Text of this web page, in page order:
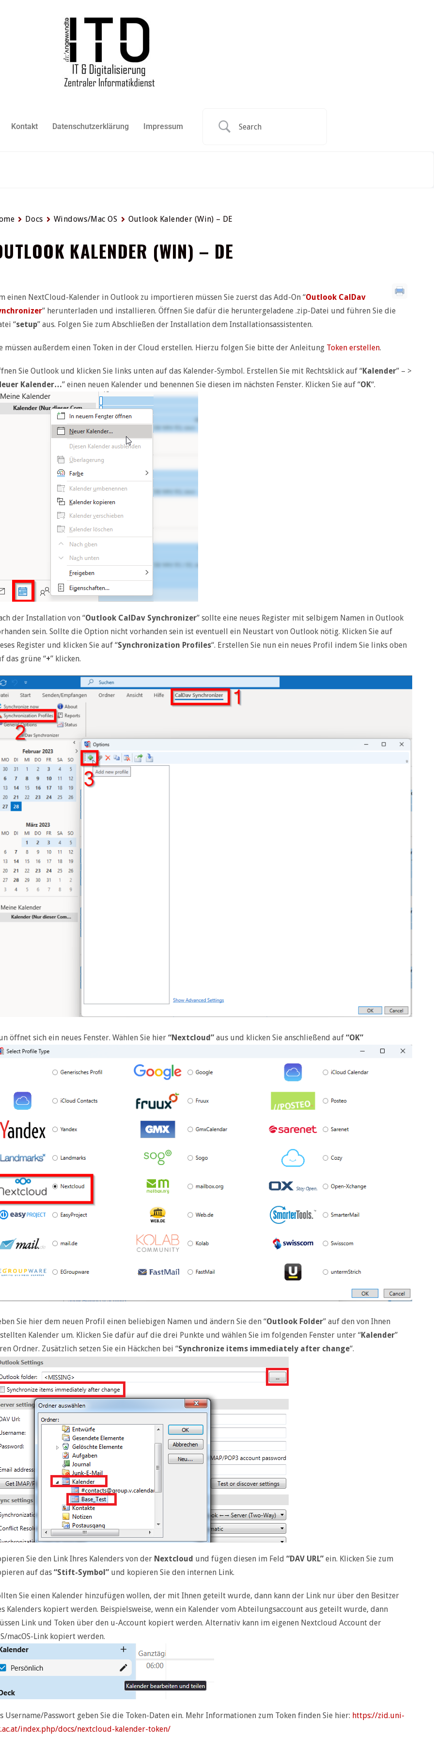
Kontakt Datenschutzerklärung Impressum
Docs Windows/Mac OS Outlook Kalender (Win) – DE
KALENDER (WIN) – DE
einen NextCloud-Kalender in Outlook zu importieren müssen Sie zuerst das Add-On “Outlook CalDav
” herunterladen und installieren. Öffnen Sie dafür die heruntergeladene .zip-Datei und führen Sie die
“setup” aus. Folgen Sie zum Abschließen der Installation dem Installationsassistenten.
müssen außerdem einen Token in der Cloud erstellen. Hierzu folgen Sie bitte der Anleitung Token erstellen.
Sie Outlook und klicken Sie links unten auf das Kalender-Symbol. Erstellen Sie mit Rechtsklick auf “Kalender” – >
Kalender…” einen neuen Kalender und benennen Sie diesen im nächsten Fenster. Klicken Sie auf “OK“.
der Installation von “Outlook CalDav Synchronizer” sollte eine neues Register mit selbigem Namen in Outlook
sein. Sollte die Option nicht vorhanden sein ist eventuell ein Neustart von Outlook nötig. Klicken Sie auf
Register und klicken Sie auf “Synchronization Profiles“. Erstellen Sie nun ein neues Profil indem Sie links oben
das grüne “+” klicken.
öffnet sich ein neues Fenster. Wählen Sie hier“Nextcloud” aus und klicken Sie anschließend auf“OK”
Sie hier dem neuen Profil einen beliebigen Namen und ändern Sie den “Outlook Folder” auf den von Ihnen
Kalender um. Klicken Sie dafür auf die drei Punkte und wählen Sie im folgenden Fenster unter “Kalender”
Ordner. Zusätzlich setzen Sie ein Häckchen bei “Synchronize items immediately after change“.
Sie den Link Ihres Kalenders von der Nextcloud und fügen diesen im Feld“DAV URL” ein. Klicken Sie zum
auf das“Stift-Symbol” und kopieren Sie den internen Link.
Sie einen Kalender hinzufügen wollen, der mit Ihnen geteilt wurde, dann kann der Link nur über den Besitzer
Kalenders kopiert werden. Beispielsweise, wenn ein Kalender vom Abteilungsaccount aus geteilt wurde, dann
Link und Token über den u-Account kopiert werden. Alternativ kann im eigenen Nextcloud Account der
macOS-Link kopiert werden.
Username/Passwort geben Sie die Token-Daten ein. Mehr Informationen zum Token finden Sie hier: https://zid.uni-
index.php/docs/nextcloud-kalender-token/